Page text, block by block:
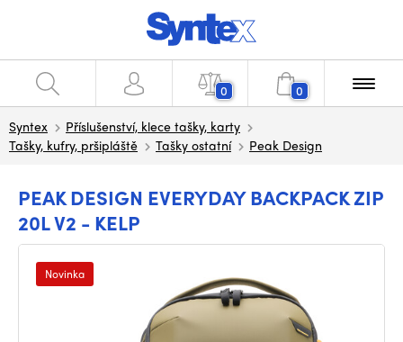
0 0
Syntex
Příslušenství, klece tašky, karty
Tašky, kufry, pršipláště
Tašky ostatní Peak Design
PEAK DESIGN EVERYDAY BACKPACK ZIP
20L V2 - KELP
Novinka